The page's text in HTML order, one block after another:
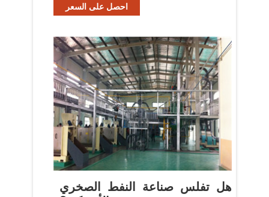
احصل على السعر
هل تفلس صناعة النفط الصخري